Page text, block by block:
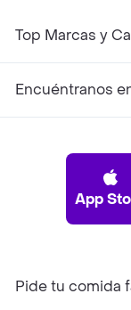
Top Marcas y
Encuéntranos
App
Pide tu comida